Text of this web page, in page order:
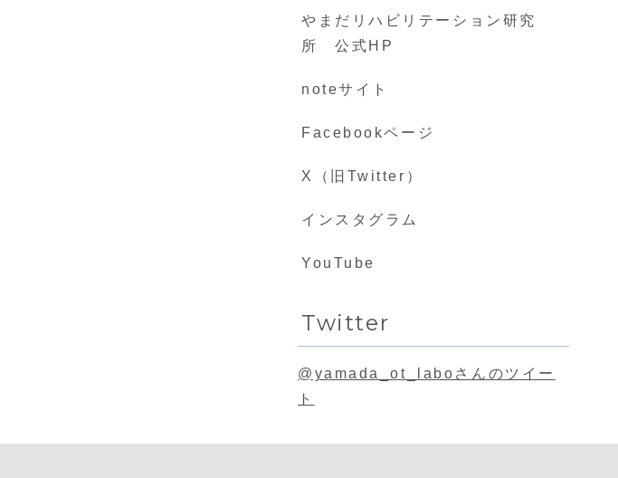
やまだリハビリテーション研究
所 公式HP
noteサイト
Facebookページ
X（旧Twitter）
インスタグラム
YouTube
Twitter
@yamada_ot_laboさんのツイー
ト